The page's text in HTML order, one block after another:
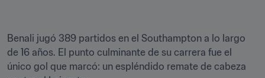
Benali jugó 389 partidos en el Southampton a lo largo
de 16 años. El punto culminante de su carrera fue el
único gol que marcó: un espléndido remate de cabeza